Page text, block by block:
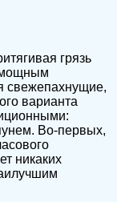
грязь
мощным
свежепахнущие,
варианта
Во-первых,
никаких